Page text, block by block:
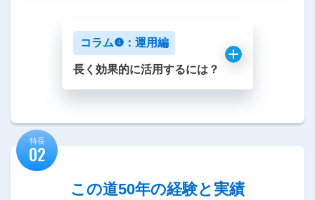
コラム❹：運用編
長く効果的に活用するには？
特長
02
この道50年の経験と実績